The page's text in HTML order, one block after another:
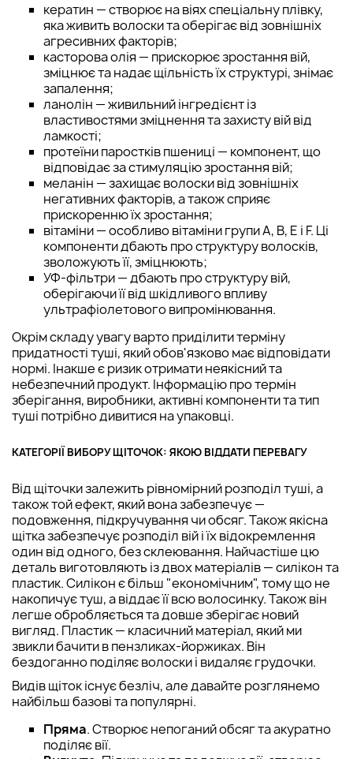
кератин — створює на віях спеціальну плівку,
яка живить волоски та оберігає від зовнішніх
агресивних факторів;
касторова олія — прискорює зростання вій,
зміцнює та надає щільність їх структурі, знімає
запалення;
ланолін — живильний інгредієнт із
властивостями зміцнення та захисту вій від
ламкості;
протеїни паростків пшениці — компонент, що
відповідає за стимуляцію зростання вій;
меланін — захищає волоски від зовнішніх
негативних факторів, а також сприяє
прискоренню їх зростання;
вітаміни — особливо вітаміни групи А, B, E і F. Ці
компоненти дбають про структуру волосків,
зволожують її, зміцнюють;
УФ-фільтри — дбають про структуру вій,
оберігаючи її від шкідливого впливу
ультрафіолетового випромінювання.
Окрім складу увагу варто приділити терміну
придатності туші, який обов'язково має відповідати
нормі. Інакше є ризик отримати неякісний та
небезпечний продукт. Інформацію про термін
зберігання, виробники, активні компоненти та тип
туші потрібно дивитися на упаковці.
КАТЕГОРІЇ ВИБОРУ ЩІТОЧОК: ЯКОЮ ВІДДАТИ ПЕРЕВАГУ
Від щіточки залежить рівномірний розподіл туші, а
також той ефект, який вона забезпечує —
подовження, підкручування чи обсяг. Також якісна
щітка забезпечує розподіл вій і їх відокремлення
один від одного, без склеювання. Найчастіше цю
деталь виготовляють із двох матеріалів — силікон та
пластик. Силікон є більш "економічним", тому що не
накопичує туш, а віддає її всю волосинку. Також він
легше обробляється та довше зберігає новий
вигляд. Пластик — класичний матеріал, який ми
звикли бачити в пензликах-йоржиках. Він
бездоганно поділяє волоски і видаляє грудочки.
Видів щіток існує безліч, але давайте розглянемо
найбільш базові та популярні.
Пряма. Створює непоганий обсяг та акуратно
поділяє вії.